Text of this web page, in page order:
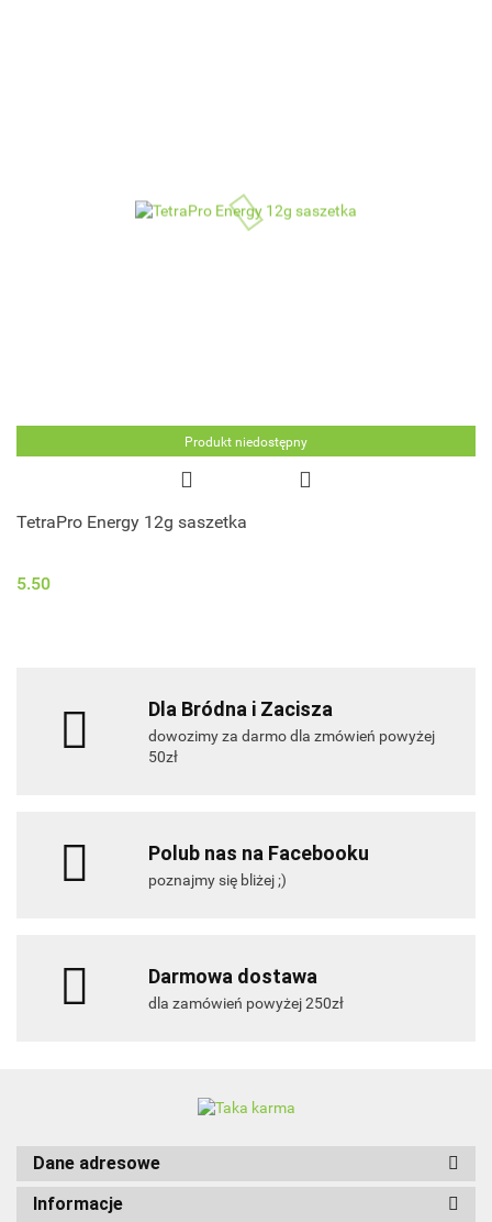
Produkt niedostępny
TetraPro Energy 12g saszetka
5.50
Dla Bródna i Zacisza
dowozimy za darmo dla zmówień powyżej
50zł
Polub nas na Facebooku
poznajmy się bliżej ;)
Darmowa dostawa
dla zamówień powyżej 250zł
Dane adresowe
Informacje